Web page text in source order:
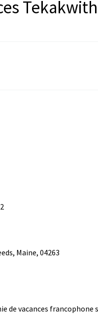
Maine, 04263
de vacances francophone